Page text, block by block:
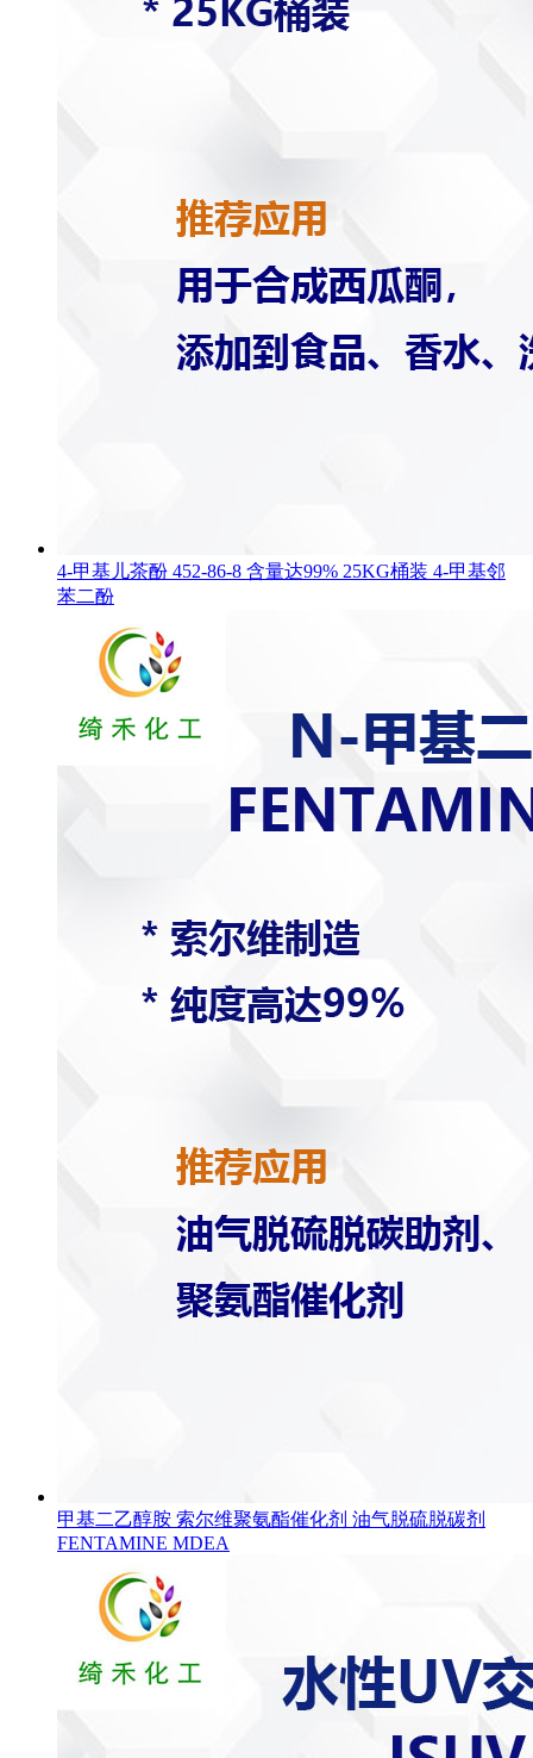
4-甲基儿茶酚 452-86-8 含量达99% 25KG桶装 4-甲基邻
苯二酚
甲基二乙醇胺 索尔维聚氨酯催化剂 油气脱硫脱碳剂
FENTAMINE MDEA